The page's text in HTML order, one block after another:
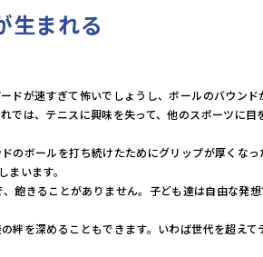
生まれる
ドが速すぎて怖いでしょうし、ボールのバウンド
では、テニスに興味を失って、他のスポーツに目
のボールを打ち続けたためにグリップが厚くなっ
います。
飽きることがありません。子ども達は自由な発
絆を深めることもできます。いわば世代を超えて